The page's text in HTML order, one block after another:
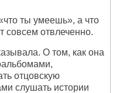
ты умеешь», а что
совсем отвлеченно.
О том, как она
отцовскую
слушать истории